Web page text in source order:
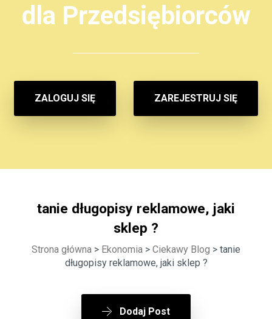
dla Przedsiębiorców
ZALOGUJ SIĘ ZAREJESTRUJ SIĘ
tanie długopisy reklamowe, jaki
sklep ?
Strona główna > Ekonomia > Ciekawy Blog > tanie
długopisy reklamowe, jaki sklep ?
Dodaj Post